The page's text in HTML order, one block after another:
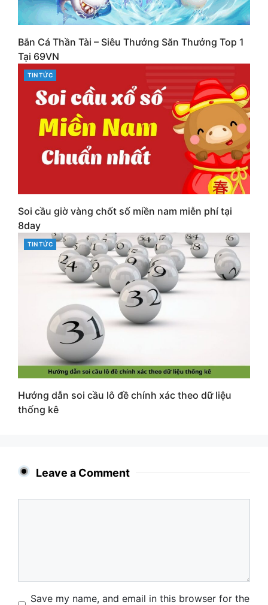
Bắn Cá Thần Tài – Siêu Thưởng Săn Thưởng Top 1
Tại 69VN
CATEGORIES
TIN TỨC
Soi cầu giờ vàng chốt số miền nam miễn phí tại
8day
CATEGORIES
TIN TỨC
Hướng dẫn soi cầu lô đề chính xác theo dữ liệu
thống kê
Leave a Comment
Name
Email
Website
Save my name, and email in this browser for the